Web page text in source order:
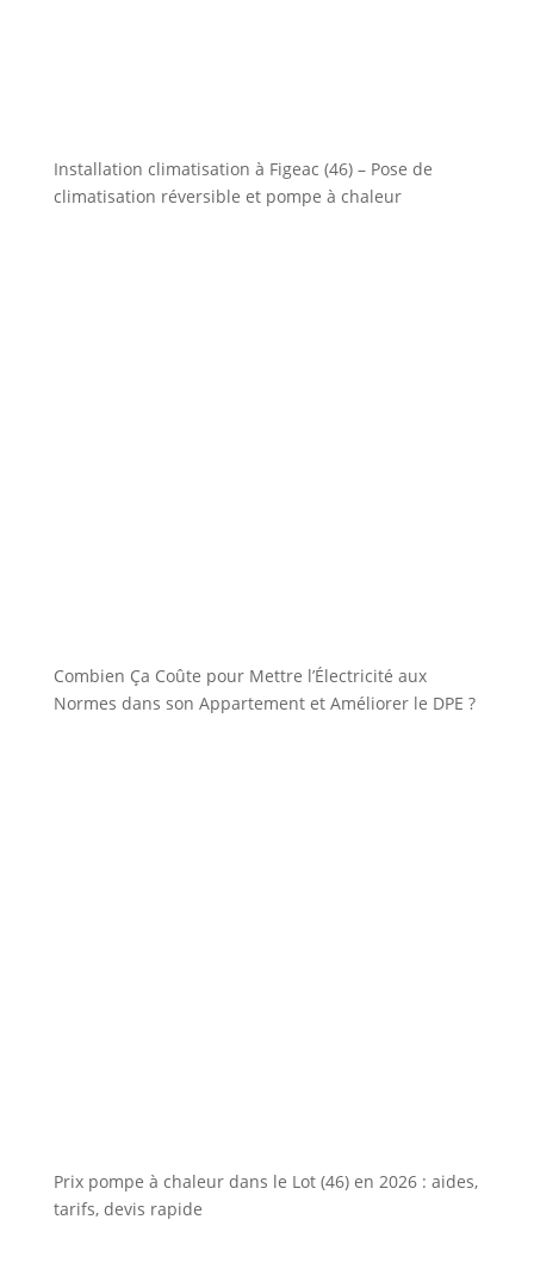
Installation climatisation à Figeac (46) – Pose de
climatisation réversible et pompe à chaleur
Combien Ça Coûte pour Mettre l’Électricité aux
Normes dans son Appartement et Améliorer le DPE ?
Prix pompe à chaleur dans le Lot (46) en 2026 : aides,
tarifs, devis rapide